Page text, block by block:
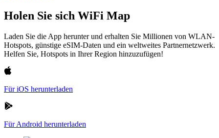
Holen Sie sich WiFi Map
Laden Sie die App herunter und erhalten Sie Millionen von WLAN-
Hotspots, günstige eSIM-Daten und ein weltweites Partnernetzwerk.
Helfen Sie, Hotspots in Ihrer Region hinzuzufügen!
Für iOS herunterladen
Für Android herunterladen